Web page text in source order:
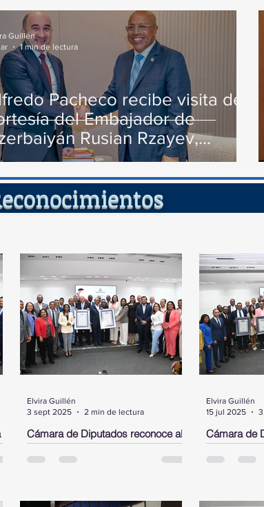
Pacheco recibe visita de
del Embajador de
Rusian Rzayev,
varios temas de
Guillén
1 min de lectura
Cámara de Diputados reconoce al
neurocirujano José Antonio
Peguero Calzada y al cantante de
Diputados, en un acto encabezado
Elvira Guillén
3 sept 2025
2 min de lectura
Cámara de
Rubby
DN y a un
Diputados
Elvira Guillén
15 jul 2025